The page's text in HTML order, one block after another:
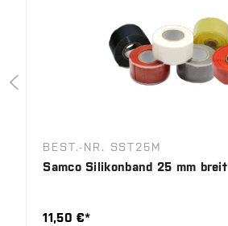
BEST.-NR. SST25M
Samco Silikonband 25 mm breit
11,50 €*